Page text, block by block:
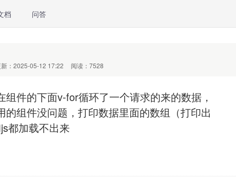
档 问答
：2025-05-12 17:22 阅读：7528
件的下面v-for循环了一个请求的来的数据，
的组件没问题，打印数据里面的数组（打印出
都加载不出来